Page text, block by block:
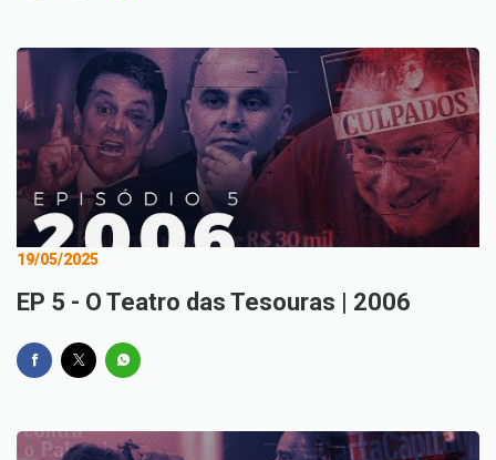
19/05/2025
EP 5 - O Teatro das Tesouras | 2006